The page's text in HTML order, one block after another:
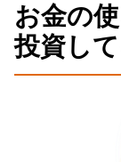
お金の
投資し